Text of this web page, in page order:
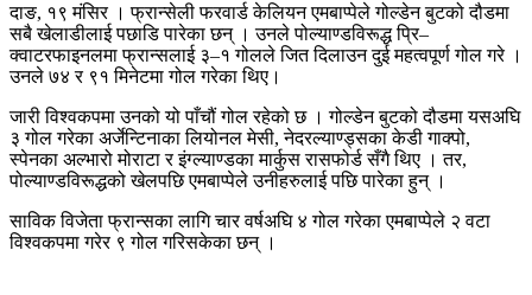
दाङ, १९ मंसिर । फ्रान्सेली फरवार्ड केलियन एमबाप्पेले गोल्डेन बुटको दौडमा
सबै खेलाडीलाई पछाडि पारेका छन् । उनले पोल्याण्डविरूद्ध प्रि–
क्वाटरफाइनलमा फ्रान्सलाई ३–१ गोलले जित दिलाउन दुई महत्वपूर्ण गोल गरे ।
उनले ७४ र ९१ मिनेटमा गोल गरेका थिए।
जारी विश्वकपमा उनको यो पाँचौं गोल रहेको छ । गोल्डेन बुटको दौडमा यसअघि
३ गोल गरेका अर्जेन्टिनाका लियोनल मेसी, नेदरल्याण्ड्सका केडी गाक्पो,
स्पेनका अल्भारो मोराटा र इंग्ल्याण्डका मार्कुस रासफोर्ड सँगै थिए । तर,
पोल्याण्डविरूद्धको खेलपछि एमबाप्पेले उनीहरुलाई पछि पारेका हुन् ।
साविक विजेता फ्रान्सका लागि चार वर्षअघि ४ गोल गरेका एमबाप्पेले २ वटा
विश्वकपमा गरेर ९ गोल गरिसकेका छन् ।